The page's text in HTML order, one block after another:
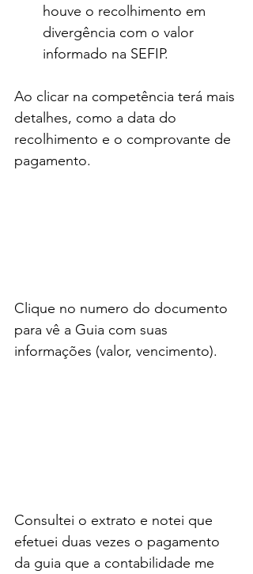
houve o recolhimento em
divergência com o valor
informado na SEFIP.
Ao clicar na competência terá mais
detalhes, como a data do
recolhimento e o comprovante de
pagamento.
Clique no numero do documento
para vê a Guia com suas
informações (valor, vencimento).
Consultei o extrato e notei que
efetuei duas vezes o pagamento
da guia que a contabilidade me